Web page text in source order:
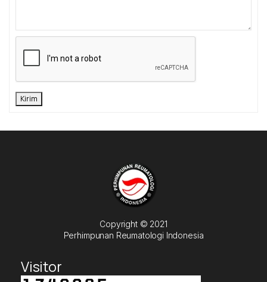
Kirim
Copyright © 2021
Perhimpunan Reumatologi Indonesia
Visitor